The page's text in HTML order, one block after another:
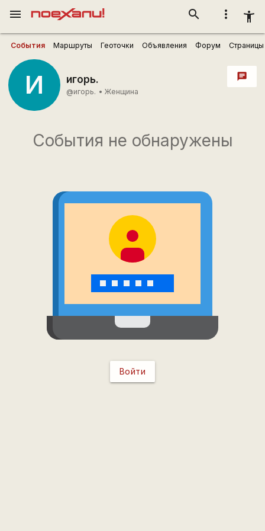
more_vert accessibility_new
search
menu
События Маршруты Геоточки Объявления Форум Страницы
И игорь.
@игорь. • Женщина
chat
События не обнаружены
Войти